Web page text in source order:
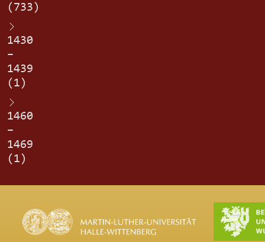
(733)
1430
–
1439
(1)
1460
–
1469
(1)